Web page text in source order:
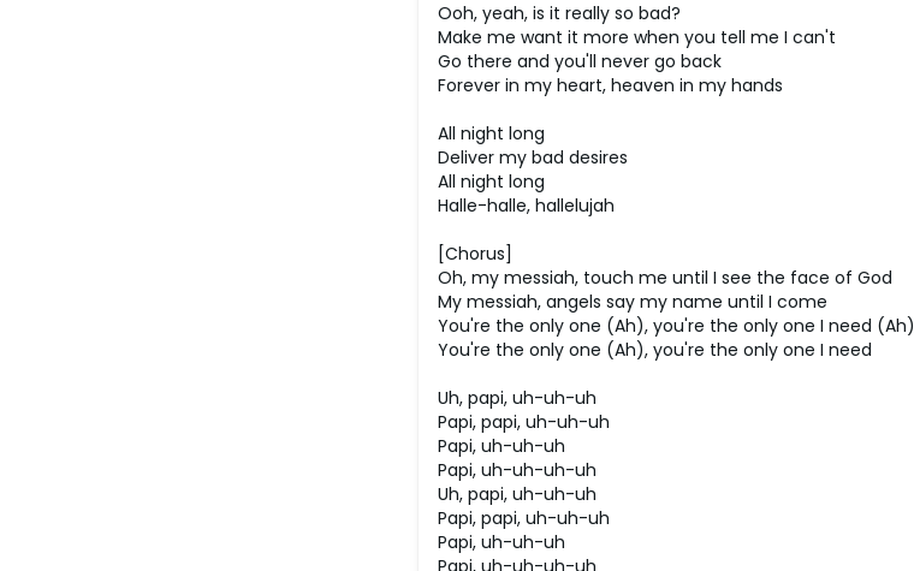
Ooh, yeah, is it really so bad?
Make me want it more when you tell me I can't
Go there and you'll never go back
Forever in my heart, heaven in my hands
All night long
Deliver my bad desires
All night long
Halle-halle, hallelujah
[Chorus]
Oh, my messiah, touch me until I see the face of God
My messiah, angels say my name until I come
You're the only one (Ah), you're the only one I need (Ah)
You're the only one (Ah), you're the only one I need
Uh, papi, uh-uh-uh
Papi, papi, uh-uh-uh
Papi, uh-uh-uh
Papi, uh-uh-uh-uh
Uh, papi, uh-uh-uh
Papi, papi, uh-uh-uh
Papi, uh-uh-uh
Papi, uh-uh-uh-uh